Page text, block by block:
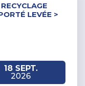
LEVÉE >
18 SEPT.
2026